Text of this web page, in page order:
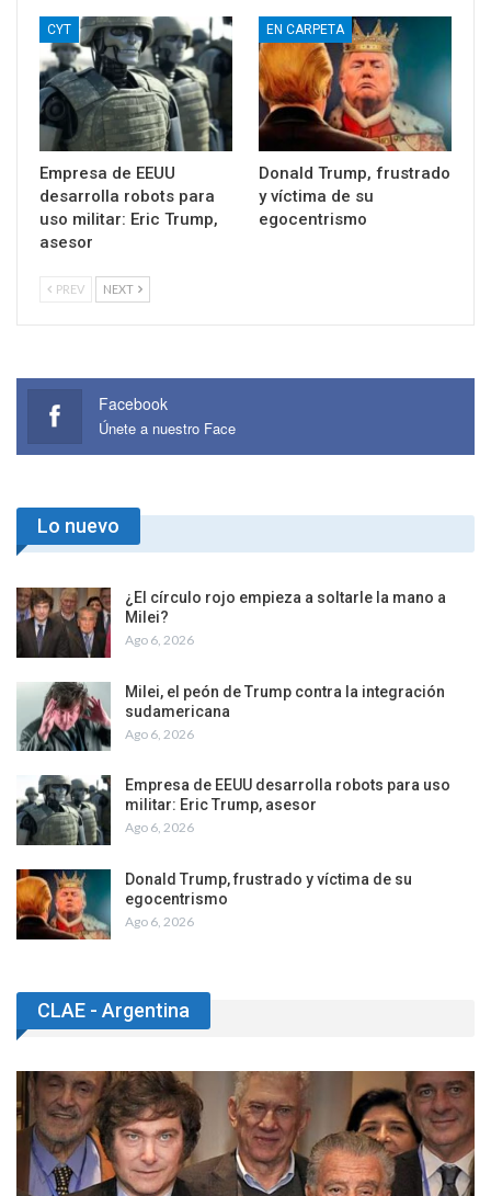
CYT
Empresa de EEUU
desarrolla robots para
uso militar: Eric Trump,
asesor
EN CARPETA
Donald Trump, frustrado
y víctima de su
egocentrismo
PREV NEXT
Facebook
Únete a nuestro Face
Lo nuevo
¿El círculo rojo empieza a soltarle la mano a
Milei?
Ago 6, 2026
Milei, el peón de Trump contra la integración
sudamericana
Ago 6, 2026
Empresa de EEUU desarrolla robots para uso
militar: Eric Trump, asesor
Ago 6, 2026
Donald Trump, frustrado y víctima de su
egocentrismo
Ago 6, 2026
CLAE - Argentina